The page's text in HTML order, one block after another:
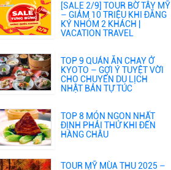
[SALE 2/9] TOUR BỜ TÂY MỸ
– GIẢM 10 TRIỆU KHI ĐĂNG
KÝ NHÓM 2 KHÁCH |
VACATION TRAVEL
TOP 9 QUÁN ĂN CHAY Ở
KYOTO – GỢI Ý TUYỆT VỜI
CHO CHUYẾN DU LỊCH
NHẬT BẢN TỰ TÚC
TOP 8 MÓN NGON NHẤT
ĐỊNH PHẢI THỬ KHI ĐẾN
HÀNG CHÂU
TOUR MỸ MÙA THU 2025 –